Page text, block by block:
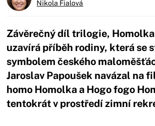
Nikola Fialová
Závěrečný díl trilogie,
uzavírá příběh rodiny, která se
symbolem českého
Jaroslav Papoušek navázal na
homo Homolka a Hogo fogo
tentokrát v prostředí zimní